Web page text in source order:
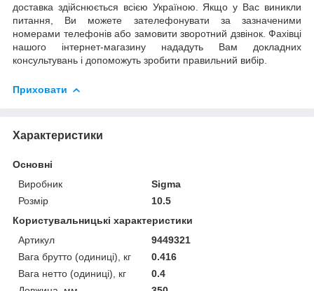
доставка здійснюється всією Україною. Якщо у Вас виникли
питання, Ви можете зателефонувати за зазначеними
номерами телефонів або замовити зворотний дзвінок. Фахівці
нашого інтернет-магазину нададуть Вам докладних
консультувань і допоможуть зробити правильний вибір.
Приховати
Характеристики
Основні
Виробник
Sigma
Розмір
10.5
Користувальницькі характеристики
Артикул
9449321
Вага брутто (одиниці), кг
0.416
Вага нетто (одиниці), кг
0.4